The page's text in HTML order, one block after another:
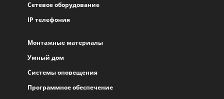
Сетевое оборудование
IP телефония
Монтажные материалы
Умный дом
Системы оповещения
Программное обеспечение